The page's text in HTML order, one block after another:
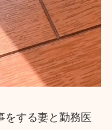
をする妻と勤務医